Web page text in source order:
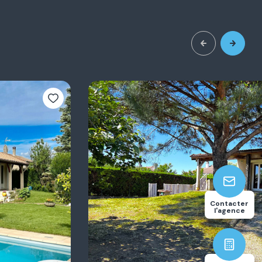
3
chambre(s)
117.94
m²
Contacter
l'agence